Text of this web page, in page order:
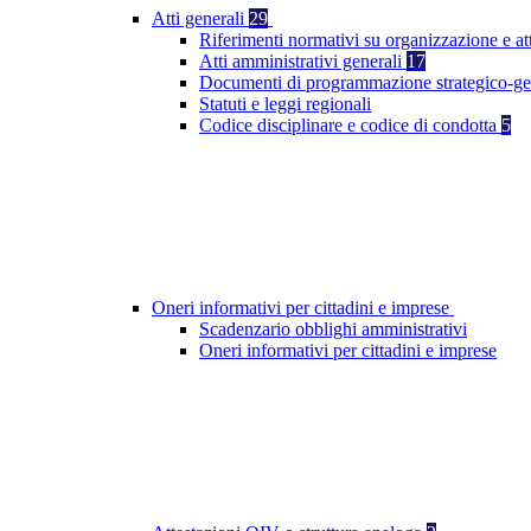
Atti generali 29
Riferimenti normativi su organizzazione e
Atti amministrativi generali 17
Documenti di programmazione strategico-
Statuti e leggi regionali
Codice disciplinare e codice di condotta 5
Oneri informativi per cittadini e imprese
Scadenzario obblighi amministrativi
Oneri informativi per cittadini e imprese